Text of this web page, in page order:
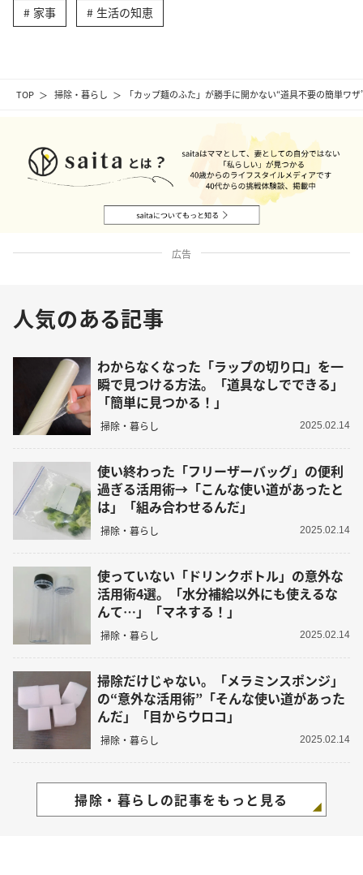
TOP 掃除・暮らし 「カップ麺のふた」が勝手に開かない“道具不要の簡単
家事 生活の知恵
広告
人気のある記事
わからなくなった「ラップの切り口」を一
瞬で見つける方法。「道具なしでできる」
「簡単に見つかる！」
掃除・暮らし 2025.02.14
使い終わった「フリーザーバッグ」の便利
過ぎる活用術→「こんな使い道があったと
は」「組み合わせるんだ」
掃除・暮らし 2025.02.14
使っていない「ドリンクボトル」の意外な
活用術4選。「水分補給以外にも使えるな
んて…」「マネする！」
掃除・暮らし 2025.02.14
掃除だけじゃない。「メラミンスポンジ」
の“意外な活用術”「そんな使い道があった
んだ」「目からウロコ」
掃除・暮らし 2025.02.14
掃除・暮らしの記事をもっと見る